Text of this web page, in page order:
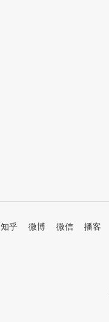
知乎 微博 微信 播客